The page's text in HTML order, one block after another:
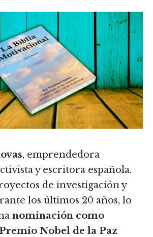
, emprendedora
y escritora española.
de investigación y
los últimos 20 años, lo
nominación como
Nobel de la Paz